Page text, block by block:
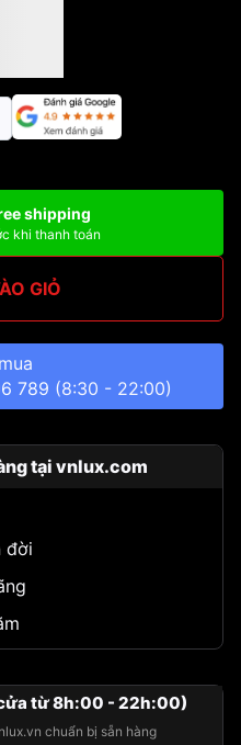
shipping
khi thanh toán
GIỎ
789 (8:30 - 22:00)
tại vnlux.com
đời
từ 8h:00 - 22h:00)
chuẩn bị sẵn hàng